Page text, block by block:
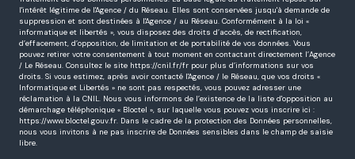
l'intérêt légitime de l'Agence / du Réseau. Elles sont conservées jusqu'à demande de
suppression et sont destinées à l'Agence / au Réseau. Conformément à la loi «
informatique et libertés », vous disposez des droits d’accès, de rectification,
d’effacement, d’opposition, de limitation et de portabilité de vos données. Vous
pouvez retirer votre consentement à tout moment en contactant directement l’Agence
/ Le Réseau. Consultez le site https://cnil.fr/fr pour plus d’informations sur vos
droits. Si vous estimez, après avoir contacté l'Agence / le Réseau, que vos droits «
Informatique et Libertés » ne sont pas respectés, vous pouvez adresser une
réclamation à la CNIL. Nous vous informons de l’existence de la liste d'opposition au
démarchage téléphonique « Bloctel », sur laquelle vous pouvez vous inscrire ici :
https://www.bloctel.gouv.fr. Dans le cadre de la protection des Données personnelles,
nous vous invitons à ne pas inscrire de Données sensibles dans le champ de saisie
libre.